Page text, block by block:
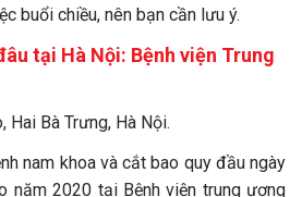
buổi chiều, nên bạn cần lưu ý.
tại Hà Nội: Bệnh viện Trung
Bà Trưng, Hà Nội.
nam khoa và cắt bao quy đầu ngày
năm 2020 tại Bệnh viện trung ương